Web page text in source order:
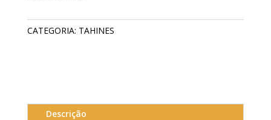
CATEGORIA: TAHINES
Descrição